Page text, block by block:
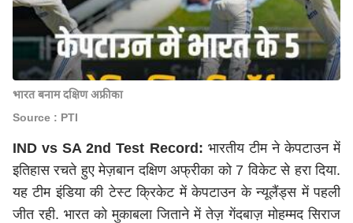
भारत बनाम दक्षिण अफ्रीका
Source : PTI
IND vs SA 2nd Test Record: भारतीय टीम ने केपटाउन में
इतिहास रचते हुए मेज़बान दक्षिण अफ्रीका को 7 विकेट से हरा दिया.
यह टीम इंडिया की टेस्ट क्रिकेट में केपटाउन के न्यूलैंड्स में पहली
जीत रही. भारत को मुकाबला जिताने में तेज़ गेंदबाज़ मोहम्मद सिराज